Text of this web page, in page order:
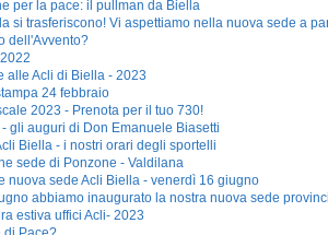
per la pace: il pullman da Biella
si trasferiscono! Vi aspettiamo nella nuova sede a
dell'Avvento?
alle Acli di Biella - 2023
24 febbraio
2023 - Prenota per il tuo 730!
gli auguri di Don Emanuele Biasetti
Biella - i nostri orari degli sportelli
sede di Ponzone - Valdilana
nuova sede Acli Biella - venerdì 16 giugno
abbiamo inaugurato la nostra nuova sede
estiva uffici Acli- 2023